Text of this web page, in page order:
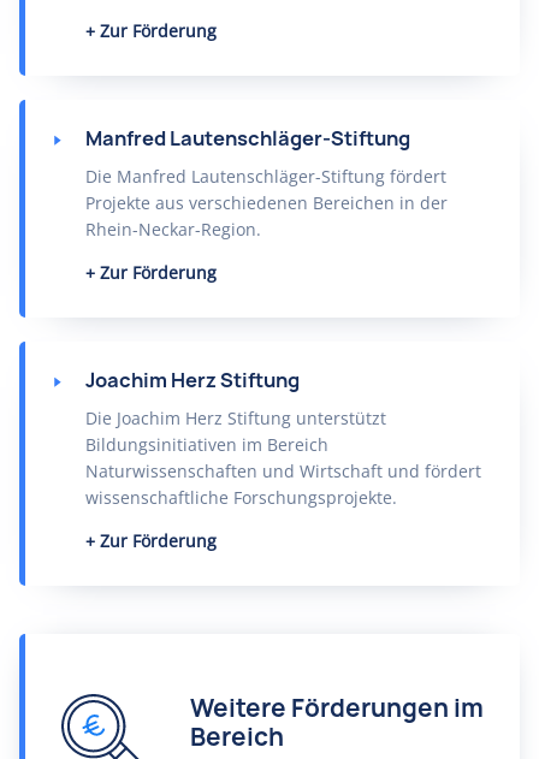
Zur Förderung
Manfred Lautenschläger-Stiftung
Die Manfred Lautenschläger-Stiftung fördert
Projekte aus verschiedenen Bereichen in der
Rhein-Neckar-Region.
Zur Förderung
Joachim Herz Stiftung
Die Joachim Herz Stiftung unterstützt
Bildungsinitiativen im Bereich
Naturwissenschaften und Wirtschaft und fördert
wissenschaftliche Forschungsprojekte.
Zur Förderung
Weitere Förderungen im
Bereich